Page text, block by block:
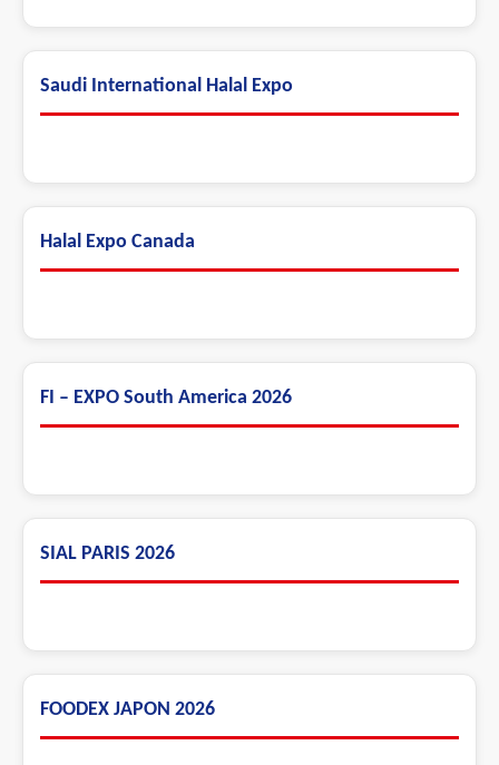
Saudi International Halal Expo
Halal Expo Canada
FI – EXPO South America 2026
SIAL PARIS 2026
FOODEX JAPON 2026